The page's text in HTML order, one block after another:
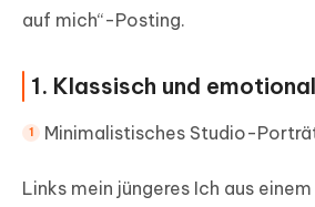
auf mich“-Posting.
1. Klassisch und emotional
Minimalistisches Studio-
Links mein jüngeres Ich aus